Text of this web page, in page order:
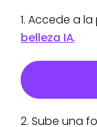
1. Accede a
belleza IA.
2. Sube una